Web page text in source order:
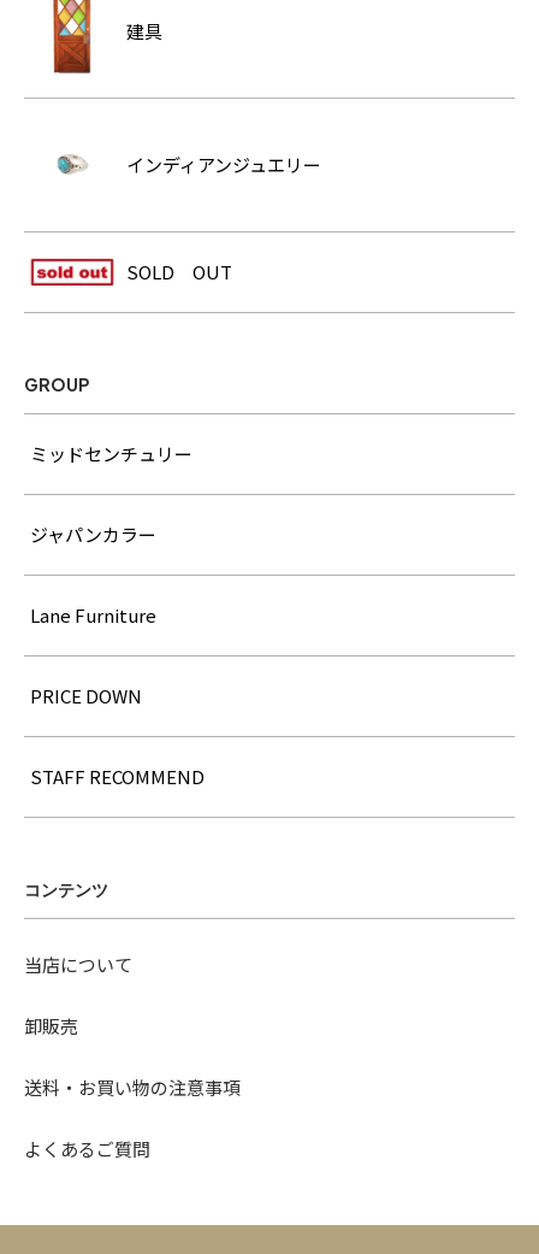
建具
インディアンジュエリー
SOLD OUT
GROUP
ミッドセンチュリー
ジャパンカラー
Lane Furniture
PRICE DOWN
STAFF RECOMMEND
コンテンツ
当店について
卸販売
送料・お買い物の注意事項
よくあるご質問